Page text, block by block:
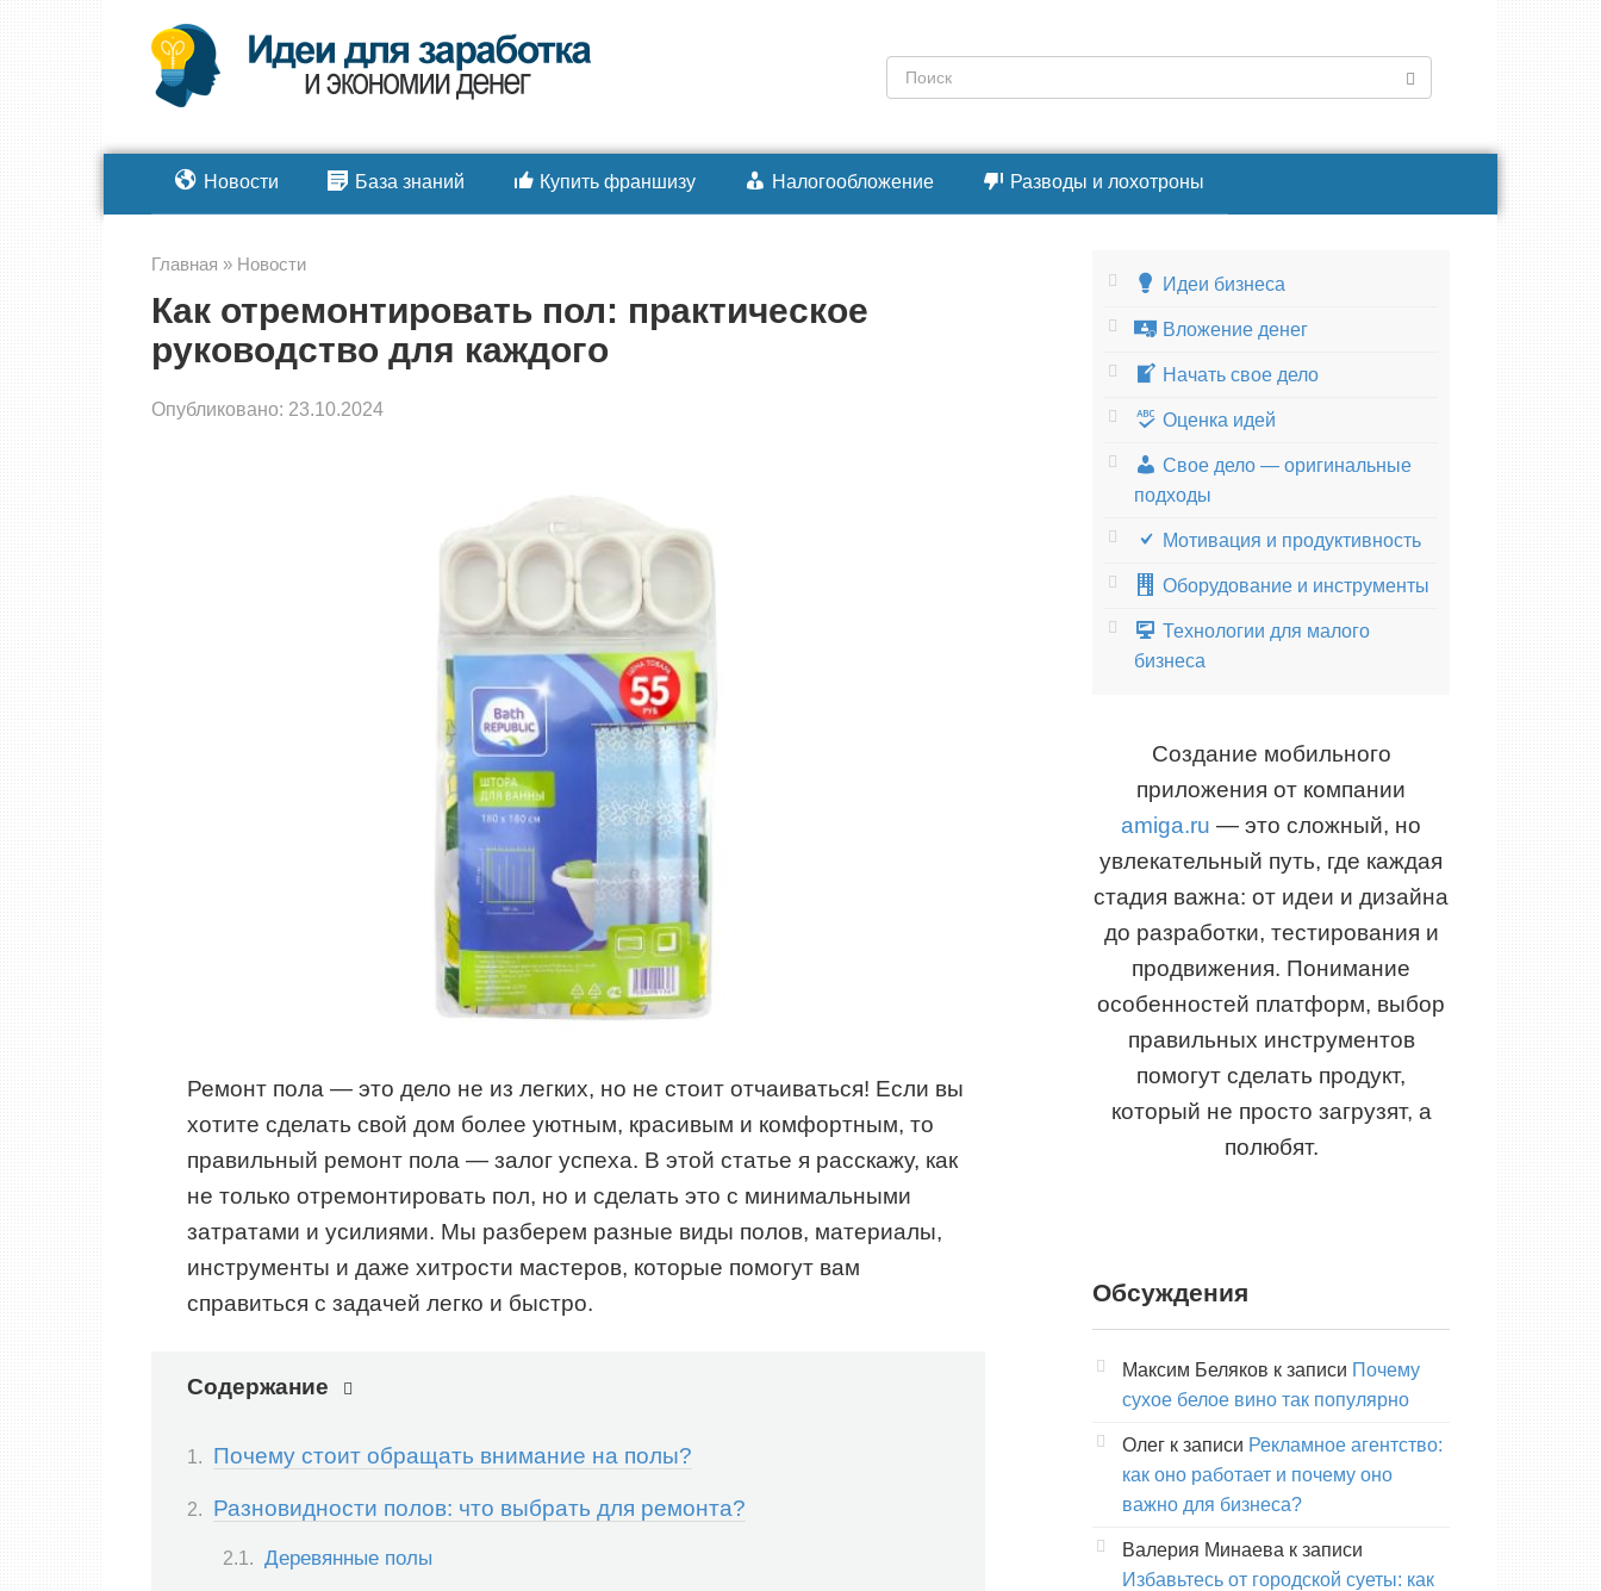
Поиск:
Новости База знаний Купить франшизу Налогообложение Разводы и лохотроны
Главная » Новости
Как отремонтировать пол: практическое
руководство для каждого
Опубликовано: 23.10.2024
Ремонт пола — это дело не из легких, но не стоит отчаиваться! Если вы
хотите сделать свой дом более уютным, красивым и комфортным, то
правильный ремонт пола — залог успеха. В этой статье я расскажу, как
не только отремонтировать пол, но и сделать это с минимальными
затратами и усилиями. Мы разберем разные виды полов, материалы,
инструменты и даже хитрости мастеров, которые помогут вам
справиться с задачей легко и быстро.
Содержание
Почему стоит обращать внимание на полы?
Разновидности полов: что выбрать для ремонта?
Деревянные полы
Идеи бизнеса
Вложение денег
Начать свое дело
Оценка идей
Свое дело — оригинальные
подходы
Мотивация и продуктивность
Оборудование и инструменты
Технологии для малого
бизнеса
Создание мобильного
приложения от компании
amiga.ru — это сложный, но
увлекательный путь, где каждая
стадия важна: от идеи и дизайна
до разработки, тестирования и
продвижения. Понимание
особенностей платформ, выбор
правильных инструментов
помогут сделать продукт,
который не просто загрузят, а
полюбят.
Обсуждения
Максим Беляков к записи Почему
сухое белое вино так популярно
Олег к записи Рекламное агентство:
как оно работает и почему оно
важно для бизнеса?
Валерия Минаева к записи
Избавьтесь от городской суеты: как